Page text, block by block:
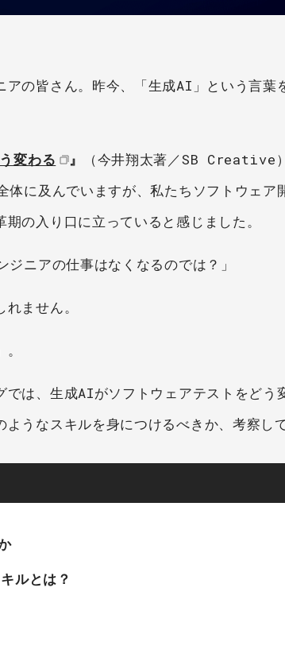
の皆さん。昨今、「生成AI」という言葉
変わる 』
（今井翔太著／SB Creative
に及んでいますが、私たちソフトウェア
の入り口に立っていると感じました。
ニアの仕事はなくなるのでは？」
ません。
は、生成AIがソフトウェアテストをどう
うなスキルを身につけるべきか、考察し
ルとは？